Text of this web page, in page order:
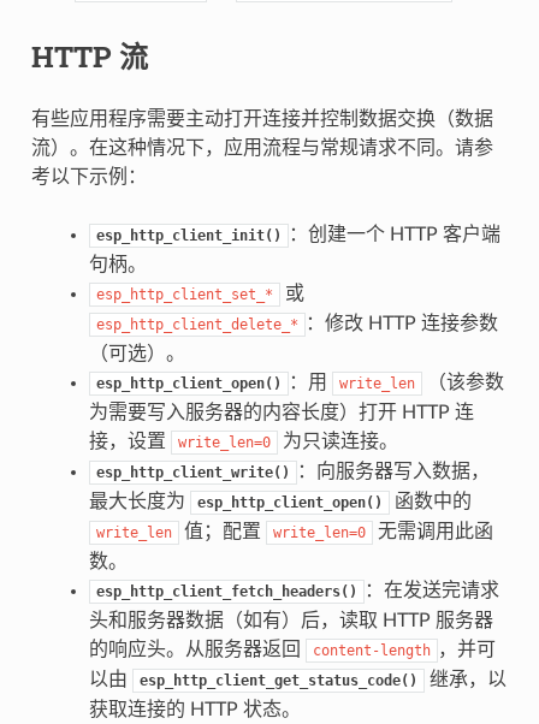
HTTP 流
有些应用程序需要主动打开连接并控制数据交换（数据
流）。在这种情况下，应用流程与常规请求不同。请参
考以下示例：
esp_http_client_init()
：创建一个 HTTP 客户端
句柄。
esp_http_client_set_* 或
esp_http_client_delete_*
：修改 HTTP 连接参数
（可选）。
esp_http_client_open() ：用 write_len
（该参数
为需要写入服务器的内容长度）打开 HTTP 连
接，设置
write_len=0 为只读连接。
esp_http_client_write()
：向服务器写入数据，
最大长度为
esp_http_client_open() 函数中的
write_len 值；配置 write_len=0
无需调用此函
数。
esp_http_client_fetch_headers()
：在发送完请求
头和服务器数据（如有）后，读取 HTTP 服务器
的响应头。从服务器返回
content-length ，并可
以由
esp_http_client_get_status_code()
继承，以
获取连接的 HTTP 状态。